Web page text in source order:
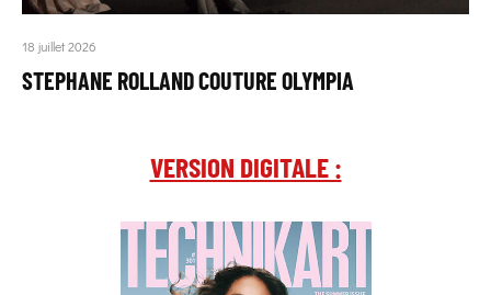
18 juillet 2026
STEPHANE ROLLAND COUTURE OLYMPIA
VERSION DIGITALE :